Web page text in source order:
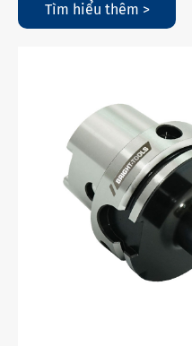
Tìm hiểu thêm >